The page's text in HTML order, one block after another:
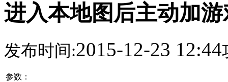
进入本地图后主动加
发布时间:2015-12-23 12:44
参数：